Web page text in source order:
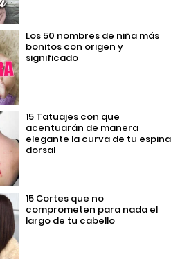
Los 50 nombres de niña más
bonitos con origen y
significado
15 Tatuajes con que
acentuarán de manera
elegante la curva de tu espina
dorsal
15 Cortes que no
comprometen para nada el
largo de tu cabello